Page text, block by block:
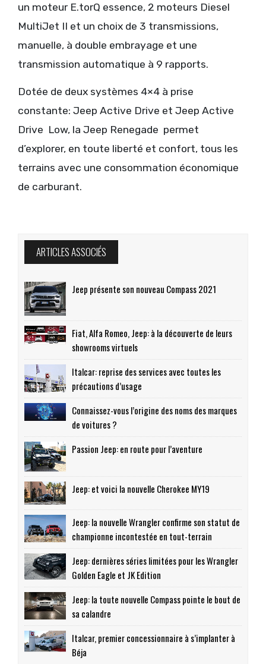
un moteur E.torQ essence, 2 moteurs Diesel
MultiJet II et un choix de 3 transmissions,
manuelle, à double embrayage et une
transmission automatique à 9 rapports.
Dotée de deux systèmes 4×4 à prise
constante: Jeep Active Drive et Jeep Active
Drive Low, la Jeep Renegade permet
d’explorer, en toute liberté et confort, tous les
terrains avec une consommation économique
de carburant.
ARTICLES ASSOCIÉS
Jeep présente son nouveau Compass 2021
Fiat, Alfa Romeo, Jeep: à la découverte de leurs
showrooms virtuels
Italcar: reprise des services avec toutes les
précautions d’usage
Connaissez-vous l’origine des noms des marques
de voitures ?
Passion Jeep: en route pour l’aventure
Jeep: et voici la nouvelle Cherokee MY19
Jeep: la nouvelle Wrangler confirme son statut de
championne incontestée en tout-terrain
Jeep: dernières séries limitées pour les Wrangler
Golden Eagle et JK Edition
Jeep: la toute nouvelle Compass pointe le bout de
sa calandre
Italcar, premier concessionnaire à s’implanter à
Béja